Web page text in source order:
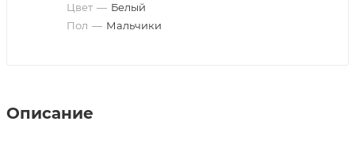
Цвет — Белый
Пол — Мальчики
Описание